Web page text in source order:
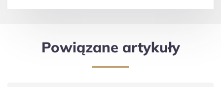
Powiązane artykuły